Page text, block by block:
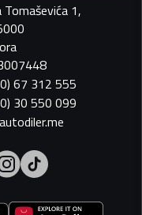
Tomaševića 1,
67 312 555
30 550 099